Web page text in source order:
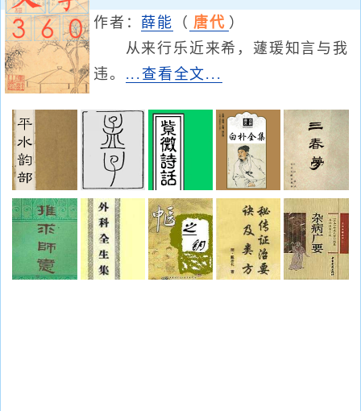
作者： 薛能 （ 唐代 ）
从来行乐近来希，蘧瑗知言与我
违。 ...查看全文...